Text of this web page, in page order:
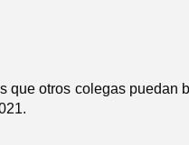
que otros colegas puedan